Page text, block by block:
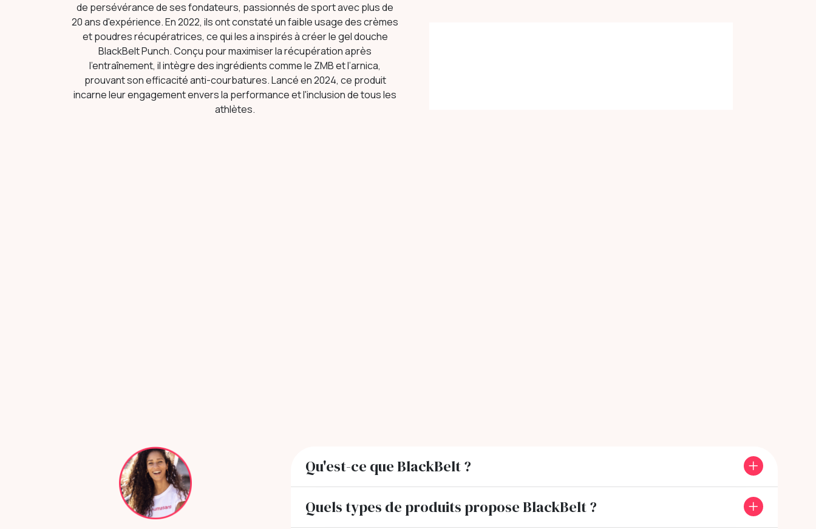
de persévérance de ses fondateurs, passionnés de sport avec plus de
20 ans d'expérience. En 2022, ils ont constaté un faible usage des crèmes
et poudres récupératrices, ce qui les a inspirés à créer le gel douche
BlackBelt Punch. Conçu pour maximiser la récupération après
l’entraînement, il intègre des ingrédients comme le ZMB et l’arnica,
prouvant son efficacité anti-courbatures. Lancé en 2024, ce produit
incarne leur engagement envers la performance et l'inclusion de tous les
athlètes.
Qu'est-ce que BlackBelt ?
Quels types de produits propose BlackBelt ?